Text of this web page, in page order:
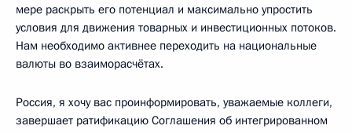
мере раскрыть его потенциал и максимально упростить
условия для движения товарных и инвестиционных потоков.
Нам необходимо активнее переходить на национальные
валюты во взаиморасчётах.
Россия, я хочу вас проинформировать, уважаемые коллеги,
завершает ратификацию Соглашения об интегрированном